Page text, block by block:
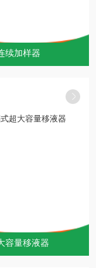
续加样器
容量移液器